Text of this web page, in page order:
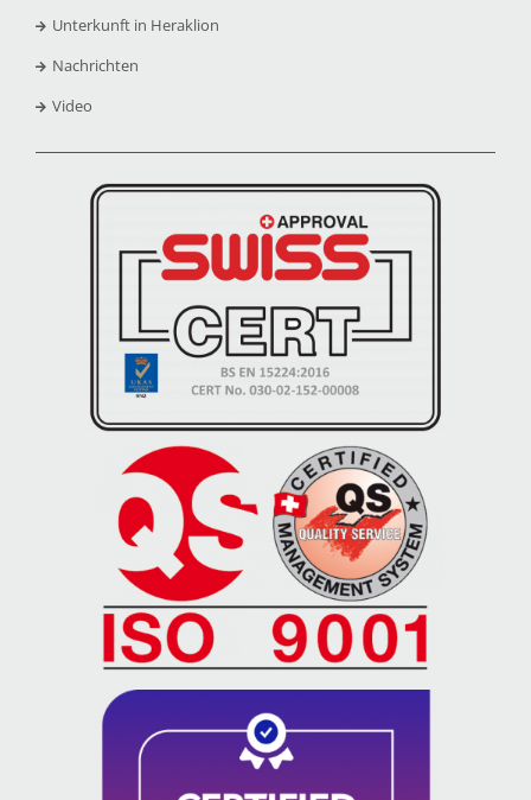
Unterkunft in Heraklion
Nachrichten
Video